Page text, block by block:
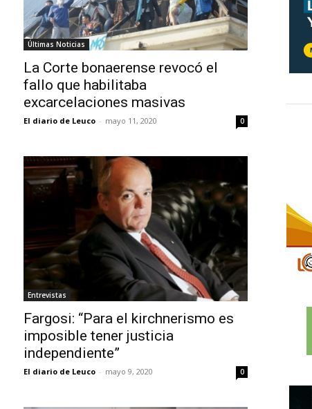
Últimas Noticias
La Corte bonaerense revocó el
fallo que habilitaba
excarcelaciones masivas
El diario de Leuco - mayo 11, 2020 0
Entrevistas
Fargosi: “Para el kirchnerismo es
imposible tener justicia
independiente”
El diario de Leuco - mayo 9, 2020 0